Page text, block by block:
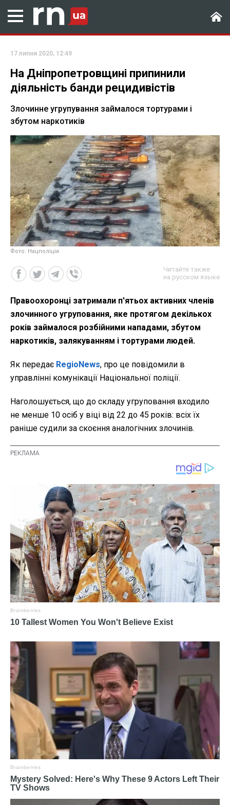
17 липня 2020, 12:49
На Дніпропетровщині припинили
діяльність банди рецидивістів
Злочинне угрупування займалося тортурами і
збутом наркотиків
Фото: Нацполіція
Читайте также
на русском языке
Правоохоронці затримали п'ятьох активних членів
злочинного угруповання, яке протягом декількох
років займалося розбійними нападами, збутом
наркотиків, залякуванням і тортурами людей.
Як передає RegioNews, про це повідомили в
управлінні комунікації Національної поліції.
Наголошується, що до складу угруповання входило
не менше 10 осіб у віці від 22 до 45 років: всіх їх
раніше судили за скоєння аналогічних злочинів.